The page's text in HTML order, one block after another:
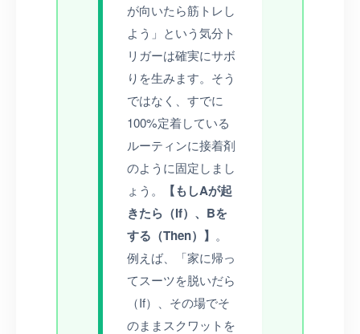
が向いたら筋トレし
よう」という気分ト
リガーは確実にサボ
りを生みます。そう
ではなく、すでに
100%定着している
ルーティンに接着剤
のように固定しまし
ょう。
【もしAが起
きたら（If）、Bを
する（Then）】 。
例えば、「家に帰っ
てスーツを脱いだら
（If）、その場でそ
のままスクワットを